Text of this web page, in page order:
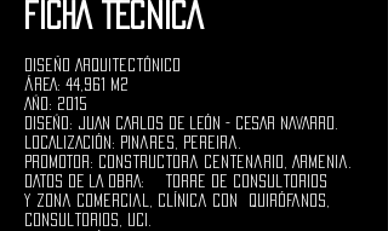
FICHA TÉCNICA
Diseño Arquitectónico
ÁREA: 44,961 M2
AÑO: 2015
DISEÑO: JUAN CARLOS DE LEÓN - CESAR NAVARRO.
LOCALIZACIÓN: Pinares, Pereira.
PROMOTOR: Constructora Centenario, Armenia
DATOS DE LA OBRA:
Torre de consultorios
y zona comercial, Clínica con
Quirófanos,
consultorios, UCI.